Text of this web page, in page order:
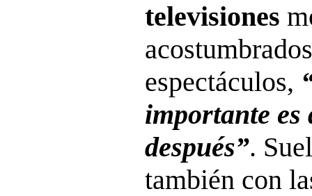
televisiones
espectáculos,
importante es
después”.
también con